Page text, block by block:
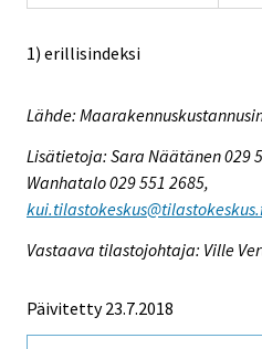
1) erillisindeksi
Lähde:
Lisätietoja: Sara Näätänen 029
Wanhatalo 029 551 2685,
Vastaava tilastojohtaja: Ville
Päivitetty 23.7.2018